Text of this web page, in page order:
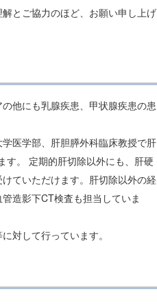
とご協力のほど、お願い申し上げ
他にも乳腺疾患、甲状腺疾患の患
医学部、肝胆膵外科臨床教授で肝
す。 定期的肝切除以外にも、肝硬
ていただけます。肝切除以外の経
造影下CT検査も担当していま
対して行っています。